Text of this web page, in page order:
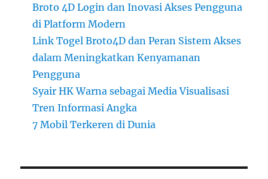
Broto 4D Login dan Inovasi Akses Pengguna
di Platform Modern
Link Togel Broto4D dan Peran Sistem Akses
dalam Meningkatkan Kenyamanan
Pengguna
Syair HK Warna sebagai Media Visualisasi
Tren Informasi Angka
7 Mobil Terkeren di Dunia